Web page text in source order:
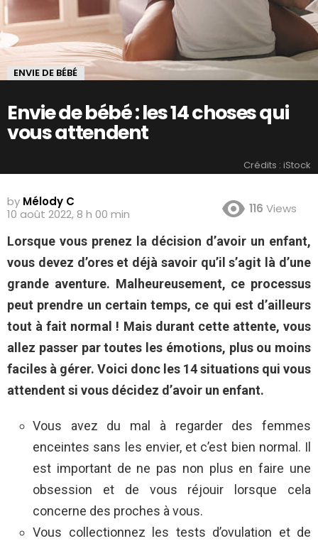
ENVIE DE BÉBÉ
Envie de bébé : les 14 choses qui
vous attendent
Crédits : iStock
by Mélody C
10 août 2022, 8 h 00 min
116 Views
Lorsque vous prenez la décision d’avoir un enfant,
vous devez d’ores et déjà savoir qu’il s’agit là d’une
grande aventure. Malheureusement, ce processus
peut prendre un certain temps, ce qui est d’ailleurs
tout à fait normal ! Mais durant cette attente, vous
allez passer par toutes les émotions, plus ou moins
faciles à gérer. Voici donc les 14 situations qui vous
attendent si vous décidez d’avoir un enfant.
Vous avez du mal à regarder des femmes
enceintes sans les envier, et c’est bien normal. Il
est important de ne pas non plus en faire une
obsession et de vous réjouir lorsque cela
concerne des proches à vous.
Vous collectionnez les tests d’ovulation et de